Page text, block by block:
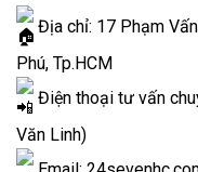
Địa chỉ: 17 Phạm
Phú, Tp.HCM
Điện thoại tư vấn
Văn Linh)